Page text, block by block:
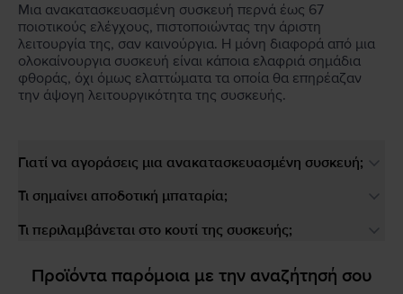
Μια ανακατασκευασμένη συσκευή περνά έως 67
ποιοτικούς ελέγχους, πιστοποιώντας την άριστη
λειτουργία της, σαν καινούργια. Η μόνη διαφορά από μια
ολοκαίνουργια συσκευή είναι κάποια ελαφριά σημάδια
φθοράς, όχι όμως ελαττώματα τα οποία θα επηρέαζαν
την άψογη λειτουργικότητα της συσκευής.
Γιατί να αγοράσεις μια ανακατασκευασμένη συσκευή;
Τι σημαίνει αποδοτική μπαταρία;
Τι περιλαμβάνεται στο κουτί της συσκευής;
Προϊόντα παρόμοια με την αναζήτησή σου